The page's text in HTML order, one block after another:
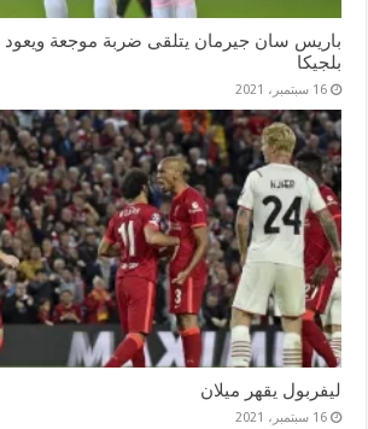
باريس سان جيرمان يتلقى ضربة موجعة ويعود
بلجيكا
16 سبتمبر، 2021
ليفربول يقهر ميلان
16 سبتمبر، 2021